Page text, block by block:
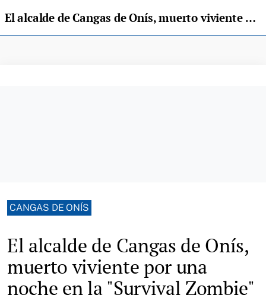
El alcalde de Cangas de Onís, muerto viviente por una noche en la "Survival Zombie"
CANGAS DE ONÍS
El alcalde de Cangas de Onís,
muerto viviente por una
noche en la "Survival Zombie"